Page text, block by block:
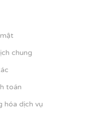
chung
toán
hóa dịch vụ